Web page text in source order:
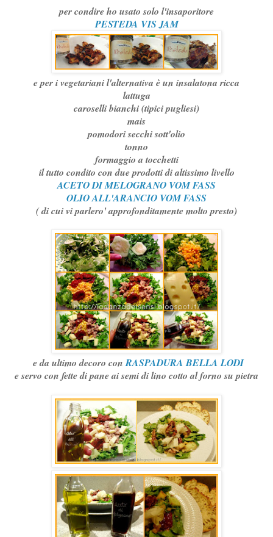
per condire ho usato solo l'insaporitore
PESTEDA VIS JAM
e per i vegetariani l'alternativa è un insalatona ricca
lattuga
caroselli bianchi (tipici pugliesi)
mais
pomodori secchi sott'olio
tonno
formaggio a tocchetti
il tutto condito con due prodotti di altissimo livello
ACETO DI MELOGRANO VOM FASS
OLIO ALL'ARANCIO VOM FASS
( di cui vi parlero' approfonditamente molto presto)
e da ultimo decoro conRASPADURA BELLA LODI
e servo con fette di pane ai semi di lino cotto al forno su pietra